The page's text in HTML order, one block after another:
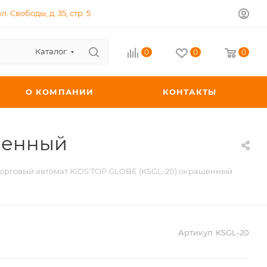
Свободы, д. 35, стр. 5
Каталог 0 0 0
О КОМПАНИИ КОНТАКТЫ
автомат KIDS'TOP GLOBE (KSGL-20) окрашенный
Артикул: KSGL-20